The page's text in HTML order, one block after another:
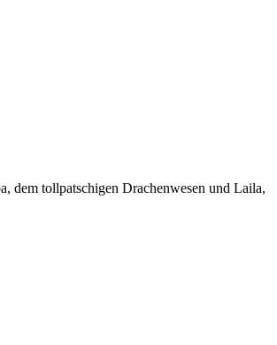
dem tollpatschigen Drachenwesen und Laila,